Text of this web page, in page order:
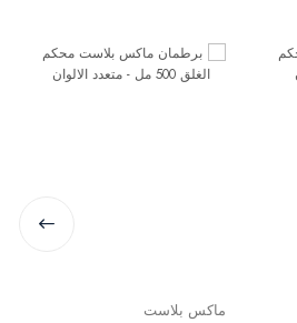
ماكس بلاست